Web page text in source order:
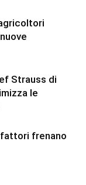
Strauss di
le
fattori frenano